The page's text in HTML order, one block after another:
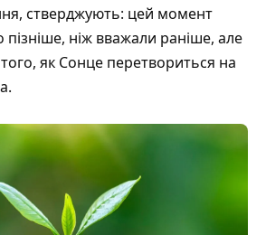
, стверджують: цей момент
пізніше, ніж вважали раніше, але
як Сонце перетвориться на